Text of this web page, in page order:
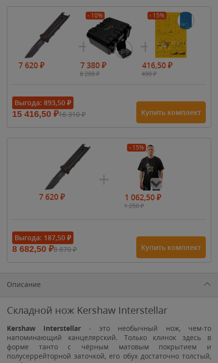
7 620₽
- 10%
7 380₽
8 200₽
- 15%
416,50₽
490₽
Выгода: 893,50 ₽
15 416,50 ₽16 310₽ Купить комплект
7 620₽
- 15%
1 062,50₽
1 250₽
1 900₽1 900₽
Выгода: 187,50 ₽
8 682,50 ₽8 870₽ Купить комплект
Описание
Складной нож Kershaw Interstellar
Kershaw Interstellar - это необычный нож, чем-то
напоминающий канцелярский. Только клинок здесь в
форме танто с чёрным матовым покрытием и
полусеррейторной заточкой, его обух достаточно толстый,